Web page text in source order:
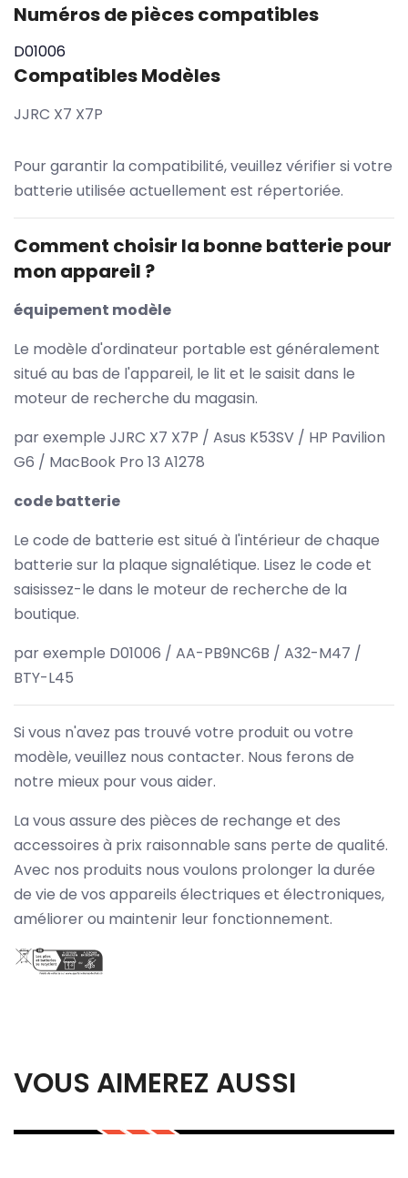
Numéros de pièces compatibles
D01006
Compatibles Modèles
JJRC X7 X7P
Pour garantir la compatibilité, veuillez vérifier si votre
batterie utilisée actuellement est répertoriée.
Comment choisir la bonne batterie pour
mon appareil ?
équipement modèle
Le modèle d'ordinateur portable est généralement
situé au bas de l'appareil, le lit et le saisit dans le
moteur de recherche du magasin.
par exemple JJRC X7 X7P / Asus K53SV / HP Pavilion
G6 / MacBook Pro 13 A1278
code batterie
Le code de batterie est situé à l'intérieur de chaque
batterie sur la plaque signalétique. Lisez le code et
saisissez-le dans le moteur de recherche de la
boutique.
par exemple D01006 / AA-PB9NC6B / A32-M47 /
BTY-L45
Si vous n'avez pas trouvé votre produit ou votre
modèle, veuillez nous contacter. Nous ferons de
notre mieux pour vous aider.
La vous assure des pièces de rechange et des
accessoires à prix raisonnable sans perte de qualité.
Avec nos produits nous voulons prolonger la durée
de vie de vos appareils électriques et électroniques,
améliorer ou maintenir leur fonctionnement.
VOUS AIMEREZ AUSSI